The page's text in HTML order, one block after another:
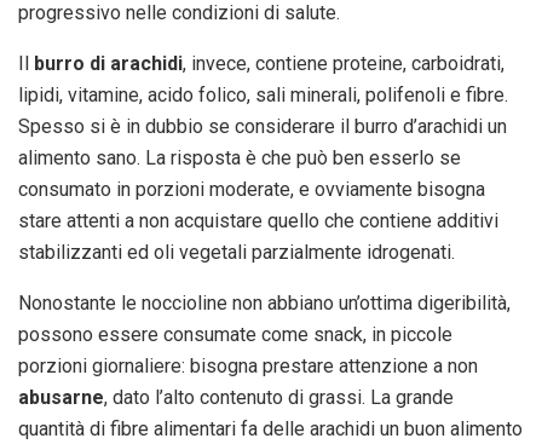
progressivo nelle condizioni di salute.
burro di arachidi, invece, contiene proteine, carboidrati,
lipidi, vitamine, acido folico, sali minerali, polifenoli e fibre.
Spesso si è in dubbio se considerare il burro d’arachidi un
alimento sano. La risposta è che può ben esserlo se
consumato in porzioni moderate, e ovviamente bisogna
stare attenti a non acquistare quello che contiene additivi
stabilizzanti ed oli vegetali parzialmente idrogenati.
Nonostante le noccioline non abbiano un’ottima digeribilità,
possono essere consumate come snack, in piccole
porzioni giornaliere: bisogna prestare attenzione a non
abusarne, dato l’alto contenuto di grassi. La grande
quantità di fibre alimentari fa delle arachidi un buon alimento